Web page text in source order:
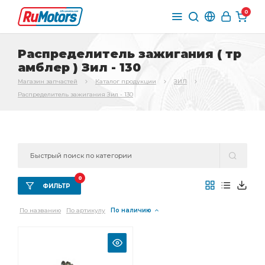
0
Распределитель зажигания ( тр
амблер ) Зил - 130
Магазин запчастей Каталог продукции
ЗИЛ
Распределитель зажигания Зил - 130
ФИЛЬТР
0
По названию По артикулу По наличию